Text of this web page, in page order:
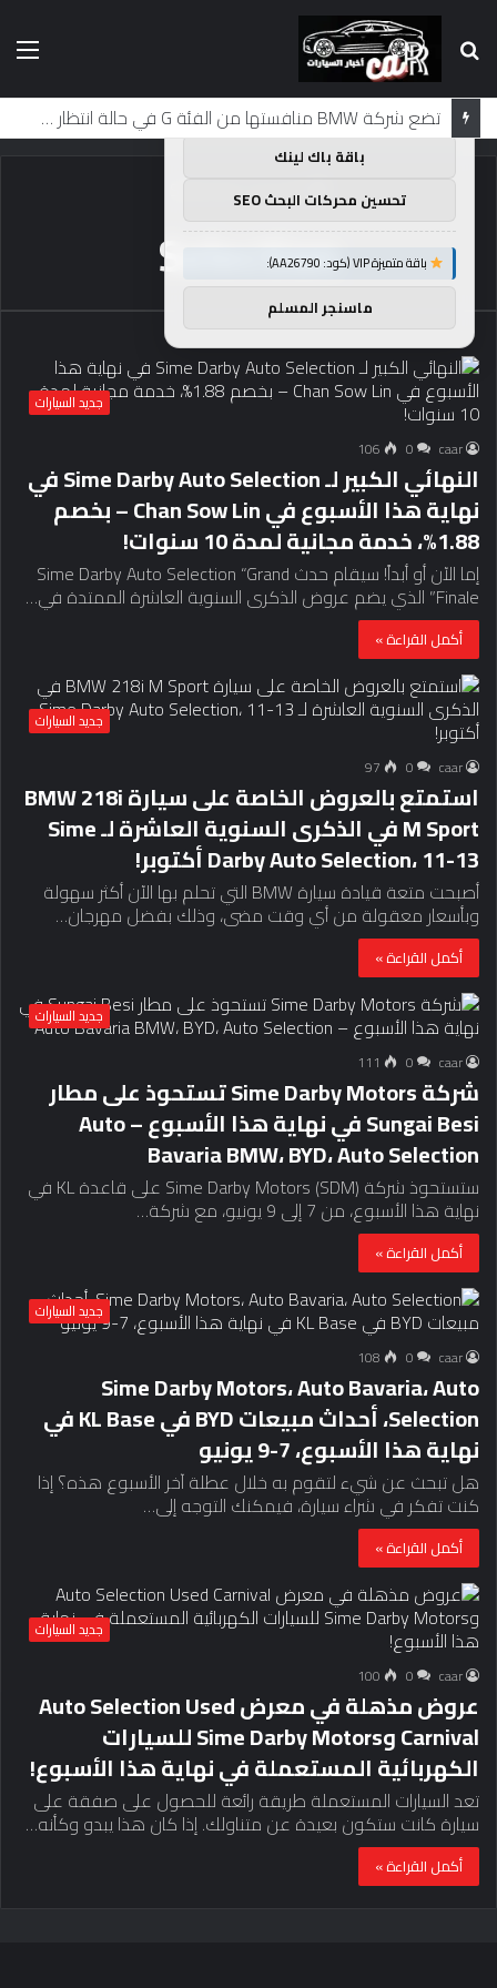
بحث
عن
لماذا تم منع النساء من المشاركة في لومان لعقود من الزمن؟
الرئيسية/
Selection
Selection
جديد السيارات
caar
0
106
النهائي الكبير لـ Sime Darby Auto Selection في
نهاية هذا الأسبوع في Chan Sow Lin – بخصم
1.88%، خدمة مجانية لمدة 10 سنوات!
إما الآن أو أبداً! سيقام حدث Sime Darby Auto Selection “Grand
Finale” الذي يضم عروض الذكرى السنوية العاشرة الممتدة في…
أكمل القراءة »
جديد السيارات
caar
0
97
استمتع بالعروض الخاصة على سيارة BMW 218i
M Sport في الذكرى السنوية العاشرة لـ Sime
Darby Auto Selection، 11-13 أكتوبر!
أصبحت متعة قيادة سيارة BMW التي تحلم بها الآن أكثر سهولة
وبأسعار معقولة من أي وقت مضى، وذلك بفضل مهرجان…
أكمل القراءة »
جديد السيارات
caar
0
111
شركة Sime Darby Motors تستحوذ على مطار
Sungai Besi في نهاية هذا الأسبوع – Auto
Bavaria BMW، BYD، Auto Selection
ستستحوذ شركة Sime Darby Motors (SDM) على قاعدة KL في
نهاية هذا الأسبوع، من 7 إلى 9 يونيو، مع شركة…
أكمل القراءة »
جديد السيارات
caar
0
108
Sime Darby Motors، Auto Bavaria، Auto
Selection، أحداث مبيعات BYD في KL Base في
نهاية هذا الأسبوع، 7-9 يونيو
هل تبحث عن شيء لتقوم به خلال عطلة آخر الأسبوع هذه؟ إذا
كنت تفكر في شراء سيارة، فيمكنك التوجه إلى…
أكمل القراءة »
جديد السيارات
caar
0
100
عروض مذهلة في معرض Auto Selection Used
Carnival وSime Darby Motors للسيارات
الكهربائية المستعملة في نهاية هذا الأسبوع!
تعد السيارات المستعملة طريقة رائعة للحصول على صفقة على
سيارة كانت ستكون بعيدة عن متناولك. إذا كان هذا يبدو وكأنه…
أكمل القراءة »
توصيات :
باقة متميزة VIP (كود: AA11138):
باقة باك لينك
تحسين محركات البحث SEO
باقة متميزة VIP (كود: AA26790):
ماسنجر المسلم